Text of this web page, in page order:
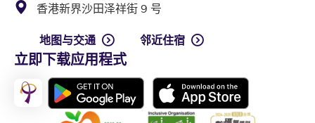
香港新界沙田泽祥街 9 号
地图与交通 邻近住宿
立即下载应用程式